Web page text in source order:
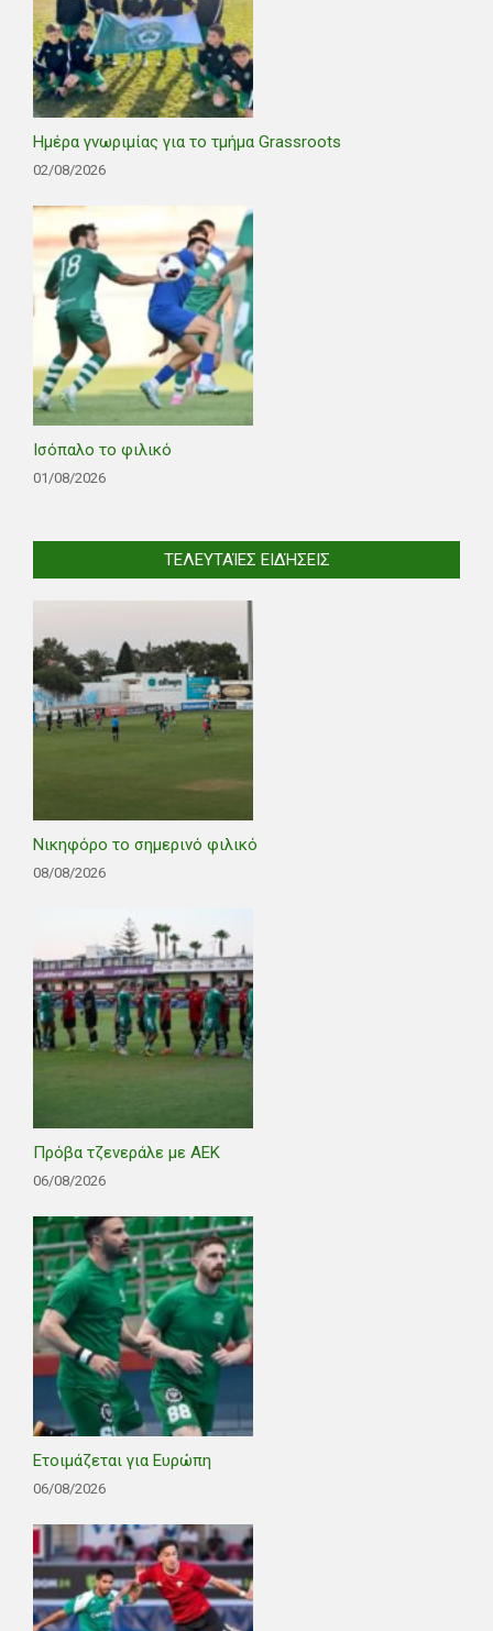
Ημέρα γνωριμίας για το τμήμα Grassroots
02/08/2026
Ισόπαλο το φιλικό
01/08/2026
ΤΕΛΕΥΤΑΊΕΣ ΕΙΔΉΣΕΙΣ
Νικηφόρο το σημερινό φιλικό
08/08/2026
Πρόβα τζενεράλε με ΑΕΚ
06/08/2026
Ετοιμάζεται για Ευρώπη
06/08/2026